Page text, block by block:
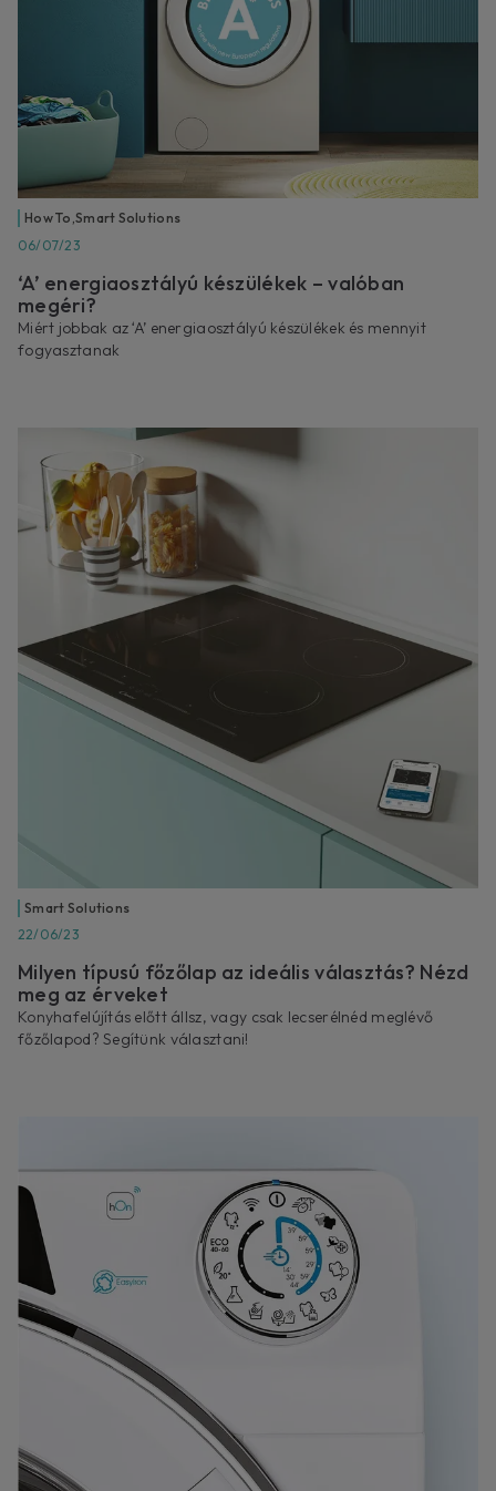
How To ,Smart Solutions
06/07/23
‘A’ energiaosztályú készülékek – valóban
megéri?
Miért jobbak az ‘A’ energiaosztályú készülékek és mennyit
fogyasztanak
Smart Solutions
22/06/23
Milyen típusú főzőlap az ideális választás? Nézd
meg az érveket
Konyhafelújítás előtt állsz, vagy csak lecserélnéd meglévő
főzőlapod? Segítünk választani!